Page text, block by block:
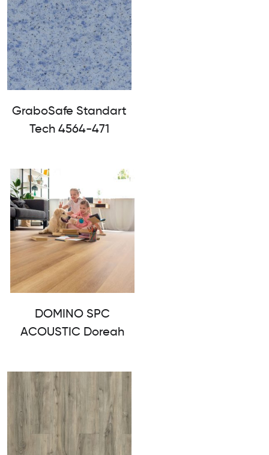
GraboSafe Standart
Tech 4564-471
DOMINO SPC
ACOUSTIC Doreah